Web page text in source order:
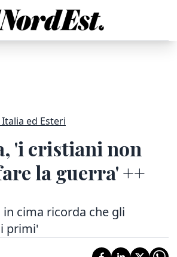
ed Esteri
'i cristiani non
la guerra' ++
in cima ricorda che gli
primi'